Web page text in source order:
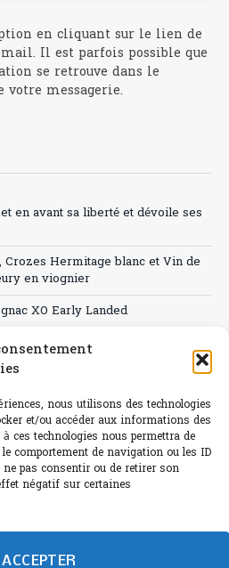
nous utilisons des technologies
et/ou accéder aux informations des
ces technologies nous permettra de
comportement de navigation ou les ID
pas consentir ou de retirer son
négatif sur certaines
ACCEPTER
en cliquant sur le lien de
Il est parfois possible que
se retrouve dans le
votre messagerie.
en avant sa liberté et dévoile ses
Crozes Hermitage blanc et Vin de
en viognier
XO Early Landed
l’heure espagnole » ?
pour la santé.
Bistro Editions - SARL de Presse -